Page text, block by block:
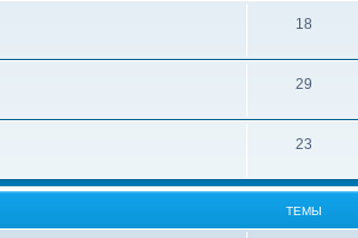
18
29
23
ТЕМЫ